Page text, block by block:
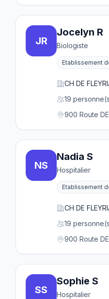
JR
Jocelyn R
Biologiste
Etablissement
CH DE
19
900 Route
NS
Nadia S
Hospitalier
Etablissement
CH DE
19
900 Route
SS
Sophie S
Hospitalier